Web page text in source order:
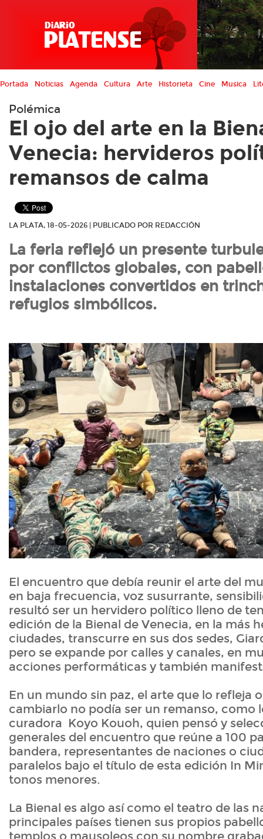
Portada Noticias Agenda Cultura Arte Historieta Cine Musica
Polémica
El ojo del arte en la
Venecia: hervideros
remansos de calma
LA PLATA, 18-05-2026 | PUBLICADO POR REDACCIÓN
La feria reflejó un presente
por conflictos globales, con
instalaciones convertidos en
refugios simbólicos.
El encuentro que debía reunir el arte del
en baja frecuencia, voz susurrante,
resultó ser un hervidero político lleno de
edición de la Bienal de Venecia, en la más
ciudades, transcurre en sus dos sedes,
pero se expande por calles y canales, en
acciones performáticas y también
En un mundo sin paz, el arte que lo refleja
cambiarlo no podía ser un remanso, como
curadora Koyo Kouoh, quien pensó y
generales del encuentro que reúne a 100
bandera, representantes de naciones o
paralelos bajo el título de esta edición In
tonos menores.
La Bienal es algo así como el teatro de las
principales países tienen sus propios
templos o mausoleos con su nombre